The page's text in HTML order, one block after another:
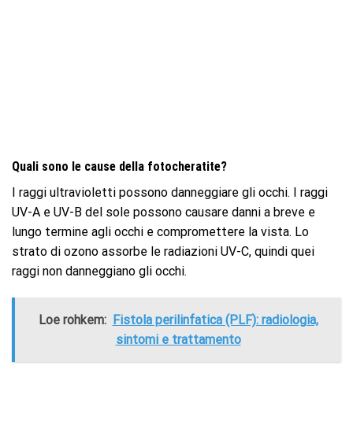
Quali sono le cause della fotocheratite?
I raggi ultravioletti possono danneggiare gli occhi. I raggi
UV-A e UV-B del sole possono causare danni a breve e
lungo termine agli occhi e compromettere la vista. Lo
strato di ozono assorbe le radiazioni UV-C, quindi quei
raggi non danneggiano gli occhi.
Loe rohkem:
Fistola perilinfatica (PLF): radiologia,
sintomi e trattamento